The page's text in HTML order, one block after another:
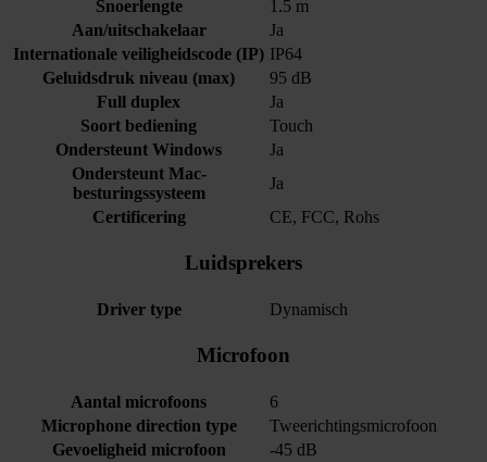
Snoerlengte
1.5 m
Aan/uitschakelaar
Ja
Internationale veiligheidscode (IP) IP64
Geluidsdruk niveau (max)
95 dB
Full duplex
Ja
Soort bediening
Touch
Ondersteunt Windows
Ja
Ondersteunt Mac-
besturingssysteem
Ja
Certificering
CE, FCC, Rohs
Luidsprekers
Driver type Dynamisch
Microfoon
Aantal microfoons
6
Microphone direction type
Tweerichtingsmicrofoon
Gevoeligheid microfoon
-45 dB